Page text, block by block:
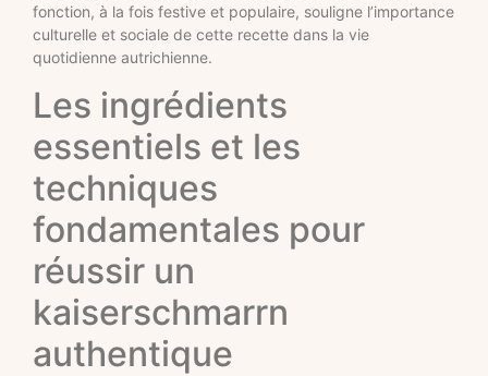
fonction, à la fois festive et populaire, souligne l’importance
culturelle et sociale de cette recette dans la vie
quotidienne autrichienne.
Les ingrédients
essentiels et les
techniques
fondamentales pour
réussir un
kaiserschmarrn
authentique